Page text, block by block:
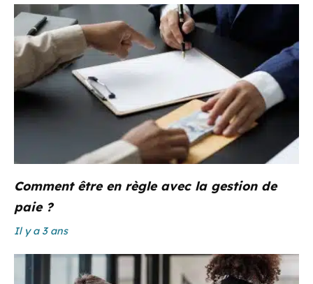
Comment être en règle avec la gestion de
paie ?
Il y a 3 ans